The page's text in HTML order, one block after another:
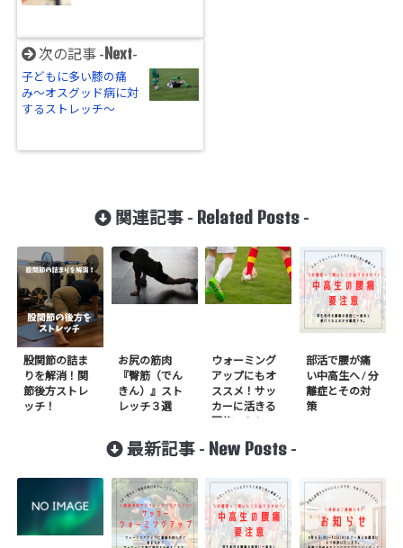
次の記事 -Next-
子どもに多い膝の痛
み〜オスグッド病に対
するストレッチ〜
関連記事 - Related Posts-
股関節の詰ま
りを解消！関
節後方ストレ
ッチ！
お尻の筋肉
『臀筋（でん
きん）』スト
レッチ３選
ウォーミング
アップにもオ
ススメ！サッ
カーに活きる
回旋ストレッ
部活で腰が痛
い中高生へ / 分
離症とその対
策
最新記事 - New Posts -